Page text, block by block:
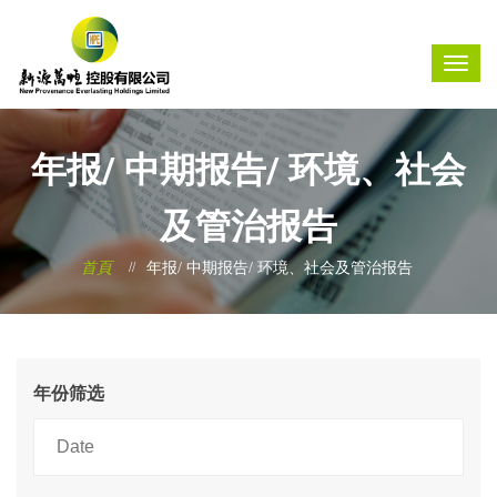
年报/ 中期报告/ 环境、社会
及管治报告
首頁 年报/ 中期报告/ 环境、社会及管治报告
年份筛选